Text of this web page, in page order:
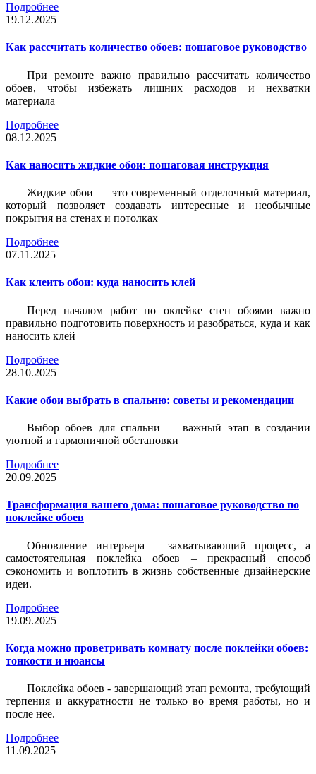
Подробнее
19.12.2025
Как рассчитать количество обоев: пошаговое руководство
При ремонте важно правильно рассчитать количество
обоев, чтобы избежать лишних расходов и нехватки
материала
Подробнее
08.12.2025
Как наносить жидкие обои: пошаговая инструкция
Жидкие обои — это современный отделочный материал,
который позволяет создавать интересные и необычные
покрытия на стенах и потолках
Подробнее
07.11.2025
Как клеить обои: куда наносить клей
Перед началом работ по оклейке стен обоями важно
правильно подготовить поверхность и разобраться, куда и как
наносить клей
Подробнее
28.10.2025
Какие обои выбрать в спальню: советы и рекомендации
Выбор обоев для спальни — важный этап в создании
уютной и гармоничной обстановки
Подробнее
20.09.2025
Трансформация вашего дома: пошаговое руководство по
поклейке обоев
Обновление интерьера – захватывающий процесс, а
самостоятельная поклейка обоев – прекрасный способ
сэкономить и воплотить в жизнь собственные дизайнерские
идеи.
Подробнее
19.09.2025
Когда можно проветривать комнату после поклейки обоев:
тонкости и нюансы
Поклейка обоев - завершающий этап ремонта, требующий
терпения и аккуратности не только во время работы, но и
после нее.
Подробнее
11.09.2025